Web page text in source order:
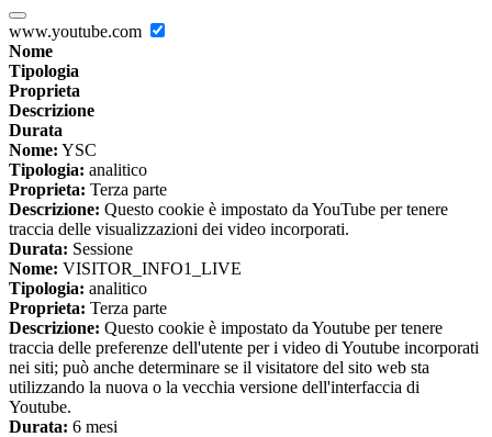
www.youtube.com
Nome
Tipologia
Proprieta
Descrizione
Durata
Nome: YSC
Tipologia: analitico
Proprieta: Terza parte
Descrizione: Questo cookie è impostato da YouTube per tenere
traccia delle visualizzazioni dei video incorporati.
Durata: Sessione
Nome: VISITOR_INFO1_LIVE
Tipologia: analitico
Proprieta: Terza parte
Descrizione: Questo cookie è impostato da Youtube per tenere
traccia delle preferenze dell'utente per i video di Youtube incorporati
nei siti; può anche determinare se il visitatore del sito web sta
utilizzando la nuova o la vecchia versione dell'interfaccia di
Youtube.
Durata: 6 mesi